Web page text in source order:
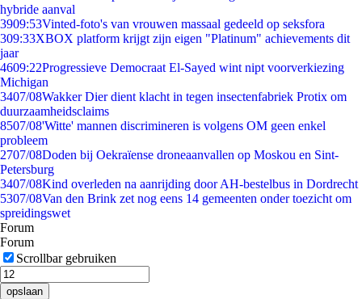
hybride aanval
3909:53Vinted-foto's van vrouwen massaal gedeeld op seksfora
309:33XBOX platform krijgt zijn eigen "Platinum" achievements dit
jaar
4609:22Progressieve Democraat El-Sayed wint nipt voorverkiezing
Michigan
3407/08Wakker Dier dient klacht in tegen insectenfabriek Protix om
duurzaamheidsclaims
8507/08'Witte' mannen discrimineren is volgens OM geen enkel
probleem
2707/08Doden bij Oekraïense droneaanvallen op Moskou en Sint-
Petersburg
3407/08Kind overleden na aanrijding door AH-bestelbus in Dordrecht
5307/08Van den Brink zet nog eens 14 gemeenten onder toezicht om
spreidingswet
Forum
Forum
Scrollbar gebruiken
opslaan